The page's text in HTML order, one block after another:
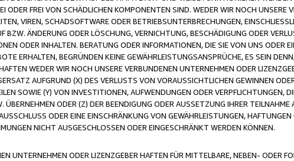
ODER FREI VON SCHÄDLICHEN KOMPONENTEN SIND. WEDER WIR NOCH UNSERE
VIREN, SCHADSOFTWARE ODER BETRIEBSUNTERBRECHUNGEN,
BZW. ÄNDERUNG ODER LÖSCHUNG, VERNICHTUNG, BESCHÄDIGUNG ODER
ODER INHALTEN. BERATUNG ODER INFORMATIONEN, DIE SIE VON UNS ODER
ERHALTEN, BEGRÜNDEN KEINE GEWÄHRLEISTUNGSANSPRÜCHE, ES SEIN
WEDER WIR NOCH UNSERE VERBUNDENEN UNTERNEHMEN ODER
AUFGRUND (X) DES VERLUSTS VON VORAUSSICHTLICHEN GEWINNEN
SOWIE (Y) VON INVESTITIONEN, AUFWENDUNGEN ODER VERPFLICHTUNGEN,
ÜBERNEHMEN ODER (Z) DER BEENDIGUNG ODER AUSSETZUNG IHRER
ODER EINE EINSCHRÄNKUNG VON GEWÄHRLEISTUNGEN,
NICHT AUSGESCHLOSSEN ODER EINGESCHRÄNKT WERDEN KÖNNEN.
UNTERNEHMEN ODER LIZENZGEBER HAFTEN FÜR MITTELBARE, NEBEN- ODER